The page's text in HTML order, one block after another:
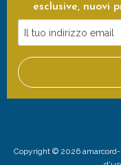
esclusive, nuovi
tuo
indirizzo
email
Copyright © 2026 amarcord-